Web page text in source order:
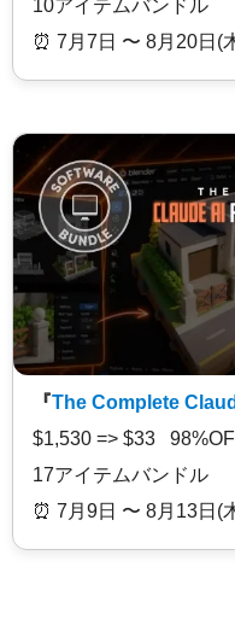
10アイテムバンドル
⏰️ 7月7日 〜 8月20日(
『The Complete
$1,530 => $33
17アイテムバンドル
⏰️ 7月9日 〜 8月13日(